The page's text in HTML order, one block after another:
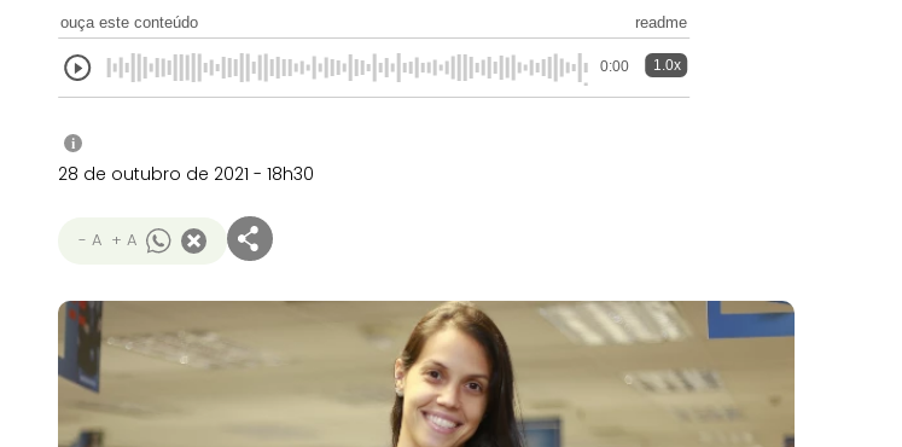
ouça este conteúdo readme
0:00 1.0x
i
28 de outubro de 2021 - 18h30
- A + A